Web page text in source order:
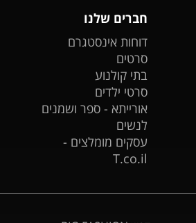
חברים שלנו
דוחות אינסטגרם
סרטים
בתי קולנוע
סרטי ילדים
אורייתא - ספר ושמנים
לנשים
עסקים מומלצים -
T.co.il